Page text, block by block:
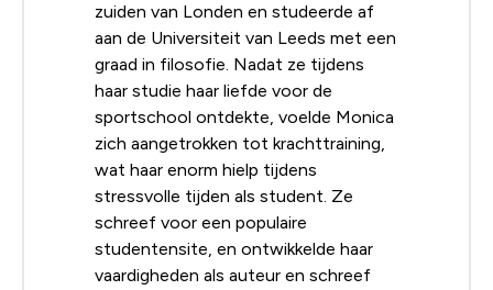
zuiden van Londen en studeerde af
aan de Universiteit van Leeds met een
graad in filosofie. Nadat ze tijdens
haar studie haar liefde voor de
sportschool ontdekte, voelde Monica
zich aangetrokken tot krachttraining,
wat haar enorm hielp tijdens
stressvolle tijden als student. Ze
schreef voor een populaire
studentensite, en ontwikkelde haar
vaardigheden als auteur en schreef